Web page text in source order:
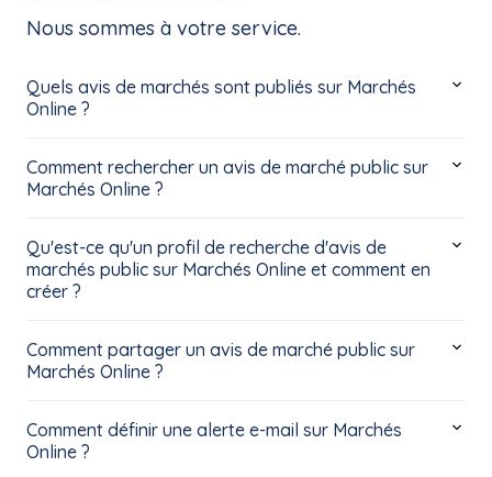
Nous sommes à votre service.
Quels avis de marchés sont publiés sur Marchés
Online ?
Comment rechercher un avis de marché public sur
Marchés Online ?
Qu'est-ce qu'un profil de recherche d'avis de
marchés public sur Marchés Online et comment en
créer ?
Comment partager un avis de marché public sur
Marchés Online ?
Comment définir une alerte e-mail sur Marchés
Online ?